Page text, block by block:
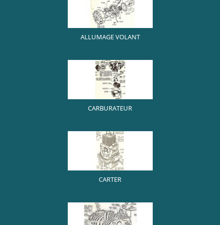
ALLUMAGE VOLANT
CARBURATEUR
CARTER